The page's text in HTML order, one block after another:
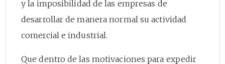
y la imposibilidad de las empresas de
desarrollar de manera normal su actividad
comercial e industrial.
Que dentro de las motivaciones para expedir